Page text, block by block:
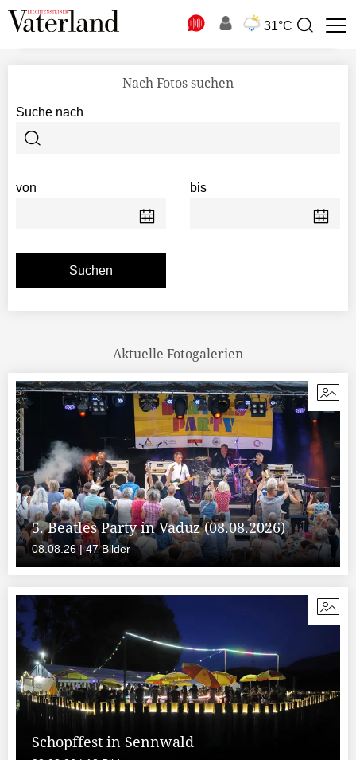
31°C
Suchbegriff
Nach Fotos suchen
Suche nach
von bis
Aktuelle Fotogalerien
5. Beatles Party in Vaduz (08.08.2026)
08.08.26 | 47 Bilder
Schopffest in Sennwald